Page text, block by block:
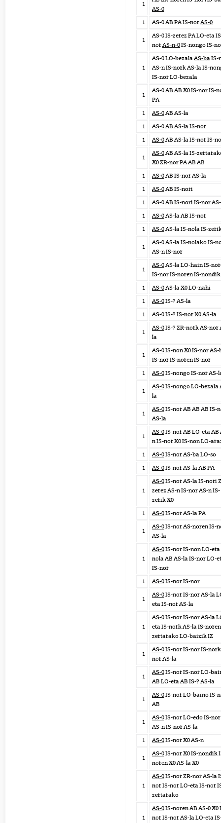
1
AS-0
1
AS-0 AB PA IS-norAS-0
1
AS-0 IS-zerez PA LO-eta
norAS-n-0IS-nongo IS-
1
AS-0 LO-bezalaAS-baIS-
AS-n IS-nork AS-la IS-
IS-nor LO-bezala
1
AS-0AB AB X0 IS-nor IS-
PA
1
AS-0AB AS-la
1
AS-0AB AS-la IS-nor
1
AS-0AB AS-la IS-nor IS-
1
AS-0AB AS-la IS-
X0 ZR-nor PA AB AB
1
AS-0AB IS-nor AS-la
1
AS-0AB IS-nori
1
AS-0AB IS-nori IS-nor
1
AS-0AS-la AB IS-nor
1
AS-0AS-la IS-nola IS-
1
AS-0AS-la IS-nolako IS-
AS-n IS-nor
1
AS-0AS-la LO-hain IS-
IS-nor IS-noren IS-nondik
1
AS-0AS-la X0 LO-nahi
1
AS-0IS-? AS-la
1
AS-0IS-? IS-nor X0 AS-la
1
AS-0IS-? ZR-nork AS-nor
la
1
AS-0IS-non X0 IS-nor AS-
IS-nor IS-noren IS-nor
1
AS-0IS-nongo IS-nor AS-
1
AS-0IS-nongo LO-bezala
la
1
AS-0IS-nor AB AB AB IS-
AS-la
1
AS-0IS-nor AB LO-eta AB
n IS-nor X0 IS-non LO-
1
AS-0IS-nor AS-ba LO-so
1
AS-0IS-nor AS-la AB PA
1
AS-0IS-nor AS-la IS-nori
zerez AS-n IS-nor AS-n IS-
zerik X0
1
AS-0IS-nor AS-la PA
1
AS-0IS-nor AS-noren IS-
AS-la
1
AS-0IS-nor IS-non LO-eta
nola AB AS-la IS-nor LO-
IS-nor
1
AS-0IS-nor IS-nor
1
AS-0IS-nor IS-nor AS-la
eta IS-nor AS-la
1
AS-0IS-nor IS-nor AS-la
eta IS-nork AS-la IS-
zertarako LO-baizik IZ
1
AS-0IS-nor IS-nor IS-
nor AS-la
1
AS-0IS-nor IS-nor LO-
AB LO-eta AB IS-? AS-la
1
AS-0IS-nor LO-baino IS-
AB
1
AS-0IS-nor LO-edo IS-nor
AS-n IS-nor AS-la
1
AS-0IS-nor X0 AS-n
1
AS-0IS-nor X0 IS-nondik
noren X0 AS-la X0
1
AS-0IS-nor ZR-nor AS-la
nor IS-nor LO-eta IS-nor
zertarako
1
AS-0IS-noren AB AS-0 X0
nor IS-nor AS-la LO-eta